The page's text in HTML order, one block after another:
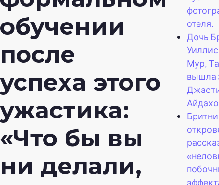
обучении
после
успеха этого
ужастика:
«Что бы вы
ни делали,
отеля.
Дочь
Мур,
вышла